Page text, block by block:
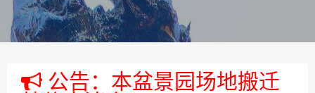
公告：本盆景园场地搬迁